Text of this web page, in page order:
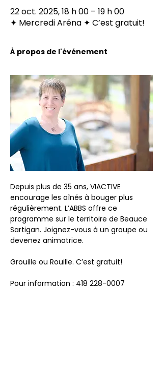
22 oct. 2025, 18 h 00 – 19 h 00
✦ Mercredi Aréna ✦ C’est gratuit!
À propos de l'événement
Depuis plus de 35 ans, VIACTIVE
encourage les aînés à bouger plus
régulièrement. L’ABBS offre ce
programme sur le territoire de Beauce
Sartigan. Joignez-vous à un groupe ou
devenez animatrice.
Grouille ou Rouille. C’est gratuit!
Pour information : 418 228-0007